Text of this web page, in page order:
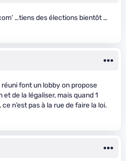
…tiens des élections bientôt …
font un lobby on propose
de la légaliser, mais quand 1
n’est pas à la rue de faire la loi.